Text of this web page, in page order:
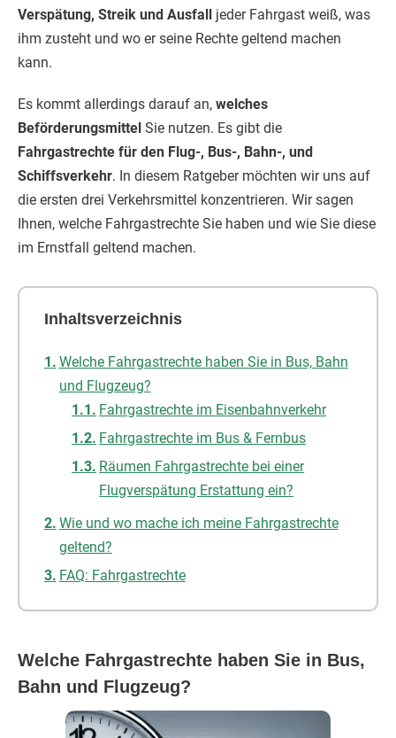
Verspätung, Streik und Ausfall jeder Fahrgast weiß, was
ihm zusteht und wo er seine Rechte geltend machen
kann.
Es kommt allerdings darauf an, welches
Beförderungsmittel Sie nutzen. Es gibt die
Fahrgastrechte für den Flug-, Bus-, Bahn-, und
Schiffsverkehr. In diesem Ratgeber möchten wir uns auf
die ersten drei Verkehrsmittel konzentrieren. Wir sagen
Ihnen, welche Fahrgastrechte Sie haben und wie Sie diese
im Ernstfall geltend machen.
Inhaltsverzeichnis
Welche Fahrgastrechte haben Sie in Bus, Bahn
und Flugzeug?
Fahrgastrechte im Eisenbahnverkehr
Fahrgastrechte im Bus & Fernbus
Räumen Fahrgastrechte bei einer
Flugverspätung Erstattung ein?
Wie und wo mache ich meine Fahrgastrechte
geltend?
FAQ: Fahrgastrechte
Welche Fahrgastrechte haben Sie in Bus,
Bahn und Flugzeug?